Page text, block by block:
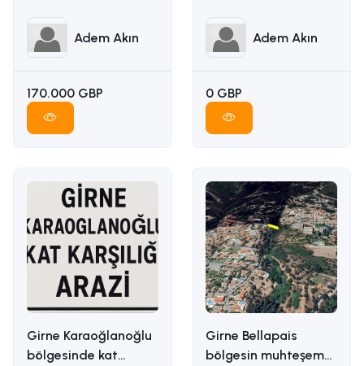
05338314949Adem Akın
170.000 GBP
05338314949Adem Akın
0 GBP
Girne Karaoğlanoğlu
bölgesinde kat
Girne Bellapais
bölgesin muhteşem